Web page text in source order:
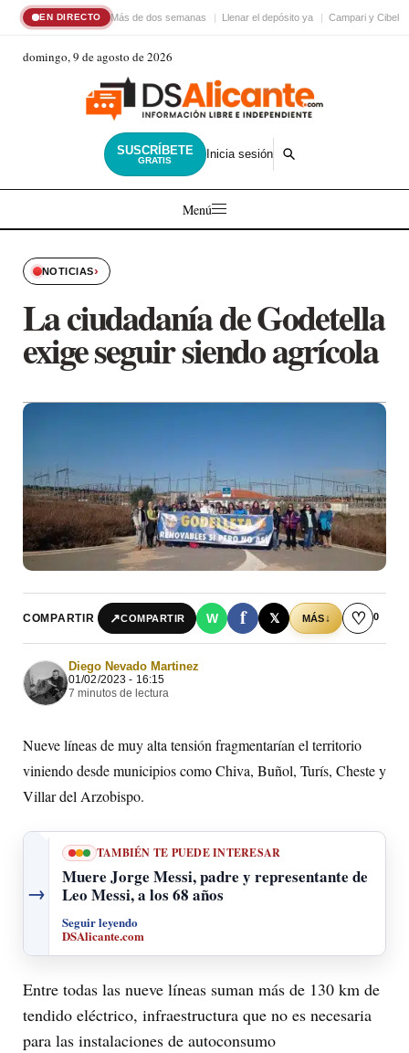
EN DIRECTO Más de dos semanas Llenar el depósito ya Campari y
domingo, 9 de agosto de 2026
SUSCRÍBETE
GRATIS Inicia sesión
Menú
NOTICIAS›
La ciudadanía de Godetella
exige seguir siendo agrícola
COMPARTIR ↗COMPARTIR W f 𝕏 MÁS↓ ♡ 0
Diego Nevado Martinez
01/02/2023 - 16:15
7 minutos de lectura
Nueve líneas de muy alta tensión fragmentarían el territorio
viniendo desde municipios como Chiva, Buñol, Turís, Cheste y
Villar del Arzobispo.
→
TAMBIÉN TE PUEDE INTERESAR
Muere Jorge Messi, padre y representante de
Leo Messi, a los 68 años
Seguir leyendo
DSAlicante.com
Entre todas las nueve líneas suman más de 130 km de
tendido eléctrico, infraestructura que no es necesaria
para las instalaciones de autoconsumo